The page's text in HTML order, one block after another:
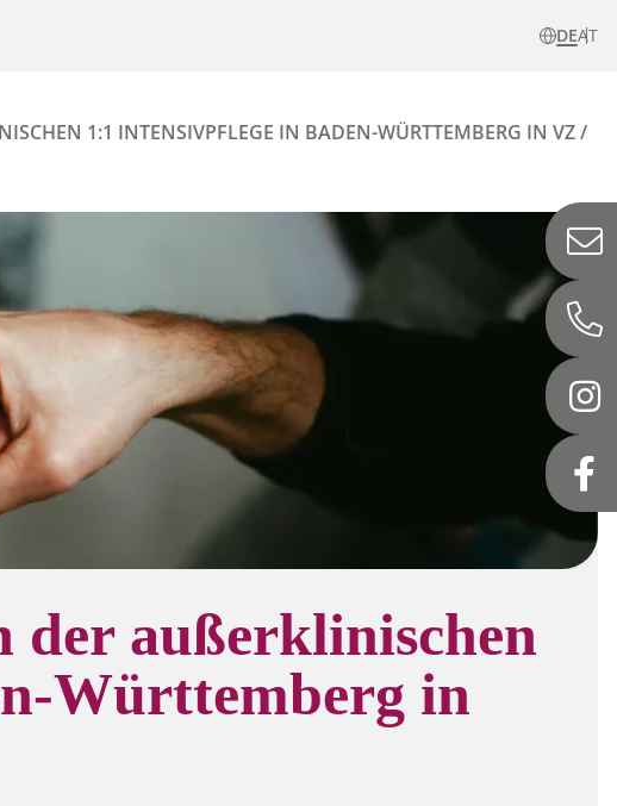
DEAT
1:1 INTENSIVPFLEGE IN BADEN-WÜRTTEMBERG IN VZ / T
außerklinischen
Württemberg in